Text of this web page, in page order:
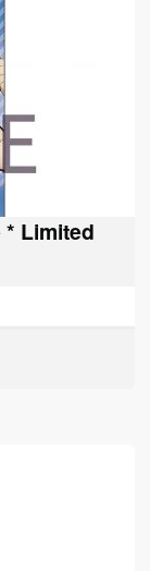
* Limited